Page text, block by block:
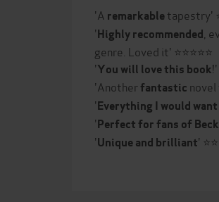
'A remarkabletapestry'
'Highly recommended ,
genre. Loved it' ⭐⭐⭐⭐⭐
'You will love this book!'
'Anotherfantastic novel
'Everything I would want
'Perfect for fans of
'Unique and brilliant'